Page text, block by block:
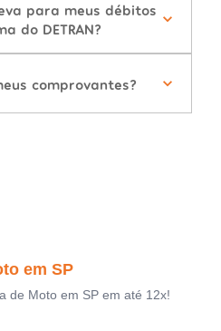
para meus débitos
do DETRAN?
comprovantes?
em SP
de Moto em SP em até 12x!